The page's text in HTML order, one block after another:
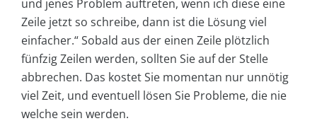
und jenes Problem auftreten, wenn ich diese eine
Zeile jetzt so schreibe, dann ist die Lösung viel
einfacher.“ Sobald aus der einen Zeile plötzlich
fünfzig Zeilen werden, sollten Sie auf der Stelle
abbrechen. Das kostet Sie momentan nur unnötig
viel Zeit, und eventuell lösen Sie Probleme, die nie
welche sein werden.